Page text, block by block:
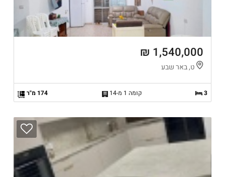
1,540,000 ₪
ט, באר שבע
3 קומה 1 מ-14 174 מ"ר